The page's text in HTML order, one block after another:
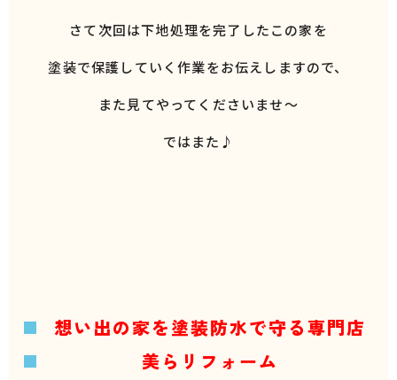
さて次回は下地処理を完了したこの家を
塗装で保護していく作業をお伝えしますので、
また見てやってくださいませ～
ではまた♪
想い出の家を塗装防水で守る専門店
美らリフォーム